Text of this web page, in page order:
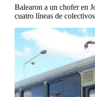
Balearon a un chofer en
cuatro líneas de